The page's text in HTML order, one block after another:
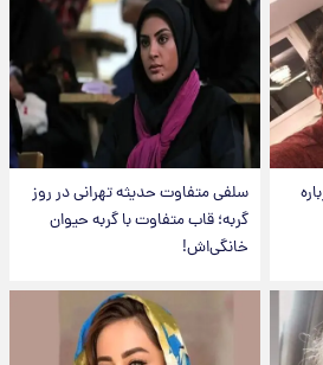
سلفی متفاوت حدیثه تهرانی در روز
گربه؛ قاب متفاوت با گربه حیوان
خانگی‌اش!